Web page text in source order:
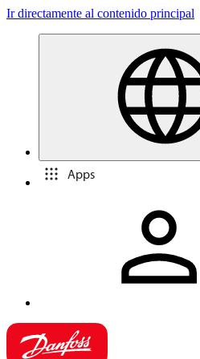
Ir directamente al contenido principal
Apps